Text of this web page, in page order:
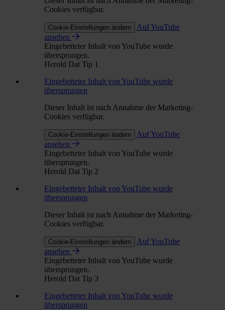
Cookies verfügbar.
Cookie-Einstellungen ändern
Auf YouTube
ansehen
Eingebetteter Inhalt von YouTube wurde
übersprungen.
Herold Dat Tip 1
Eingebetteter Inhalt von YouTube wurde
übersprungen
Dieser Inhalt ist nach Annahme der Marketing-
Cookies verfügbar.
Cookie-Einstellungen ändern
Auf YouTube
ansehen
Eingebetteter Inhalt von YouTube wurde
übersprungen.
Herold Dat Tip 2
Eingebetteter Inhalt von YouTube wurde
übersprungen
Dieser Inhalt ist nach Annahme der Marketing-
Cookies verfügbar.
Cookie-Einstellungen ändern
Auf YouTube
ansehen
Eingebetteter Inhalt von YouTube wurde
übersprungen.
Herold Dat Tip 3
Eingebetteter Inhalt von YouTube wurde
übersprungen